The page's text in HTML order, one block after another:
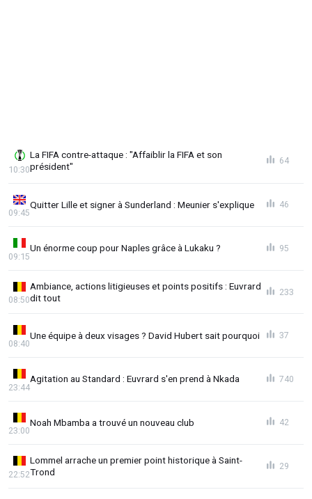
La FIFA contre-attaque : "Affaiblir la FIFA et son
président"
10:30
64
Quitter Lille et signer à Sunderland : Meunier s'explique
09:45
46
Un énorme coup pour Naples grâce à Lukaku ?
09:15
95
Ambiance, actions litigieuses et points positifs : Euvrard
dit tout
08:50
233
Une équipe à deux visages ? David Hubert sait pourquoi
08:40
37
Agitation au Standard : Euvrard s'en prend à Nkada
23:44
740
Noah Mbamba a trouvé un nouveau club
23:00
42
Lommel arrache un premier point historique à Saint-
Trond
22:52
29